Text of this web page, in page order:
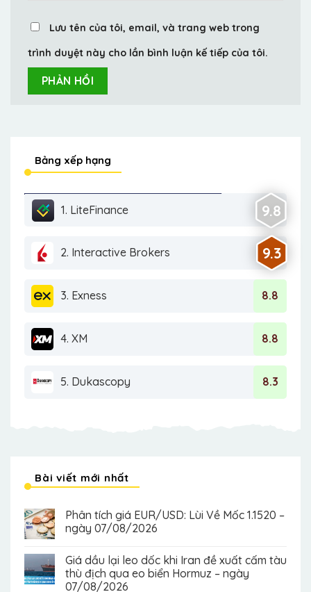
Lưu tên của tôi, email, và trang web trong
trình duyệt này cho lần bình luận kế tiếp của tôi.
Bảng xếp hạng
1. LiteFinance 9.8
2. Interactive Brokers 9.3
3. Exness 8.8
4. XM 8.8
5. Dukascopy 8.3
Bài viết mới nhất
Phân tích giá EUR/USD: Lùi Về Mốc 1.1520 –
ngày 07/08/2026
Giá dầu lại leo dốc khi Iran đề xuất cấm tàu
thù địch qua eo biển Hormuz – ngày
07/08/2026